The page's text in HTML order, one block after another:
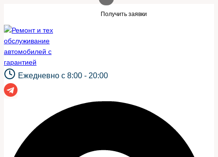
содержимому
Получить заявки
Ежедневно с 8:00 - 20:00